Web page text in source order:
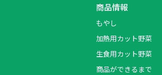
商品情報
もやし
加熱用カット野菜
生食用カット野菜
商品ができるまで